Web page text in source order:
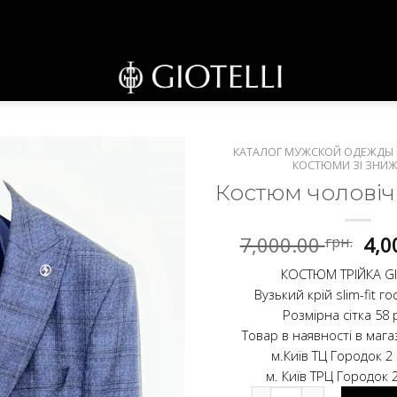
КАТАЛОГ МУЖСКОЙ ОДЕЖДЫ
КОСТЮМИ ЗІ
Костюм
7,000.00грн.
КОСТЮМ ТРІЙКА
Вузький крій slim-fit
Розмірна сітка 58
Товар в наявності в
м.Київ ТЦ Городок
м. Київ ТРЦ Городок